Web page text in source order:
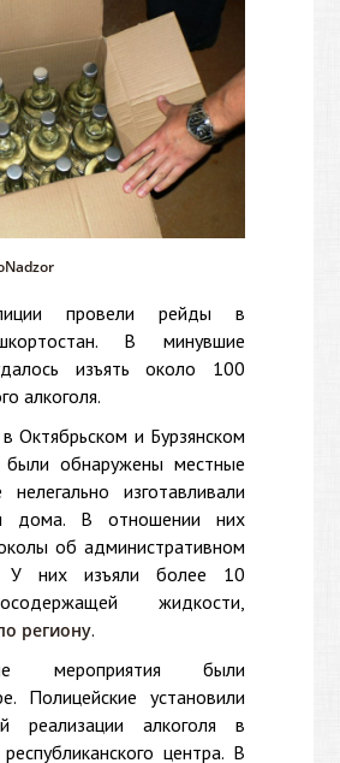
провели рейды в
В минувшие
изъять около 100
алкоголя.
Октябрьском и Бурзянском
были обнаружены местные
изготавливали
дома. В отношении них
об административном
У них изъяли более 10
жидкости,
региону.
мероприятия были
Полицейские установили
реализации алкоголя в
центра. В